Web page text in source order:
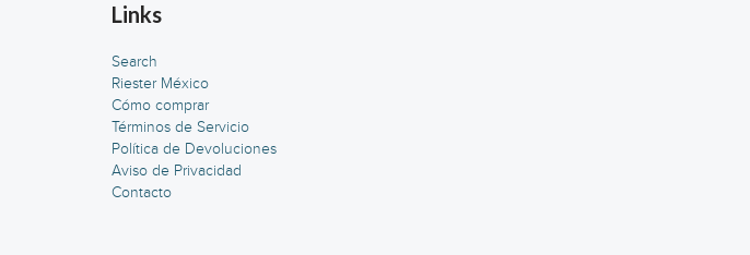
Links
Search
Riester México
Cómo comprar
Términos de Servicio
Política de Devoluciones
Aviso de Privacidad
Contacto